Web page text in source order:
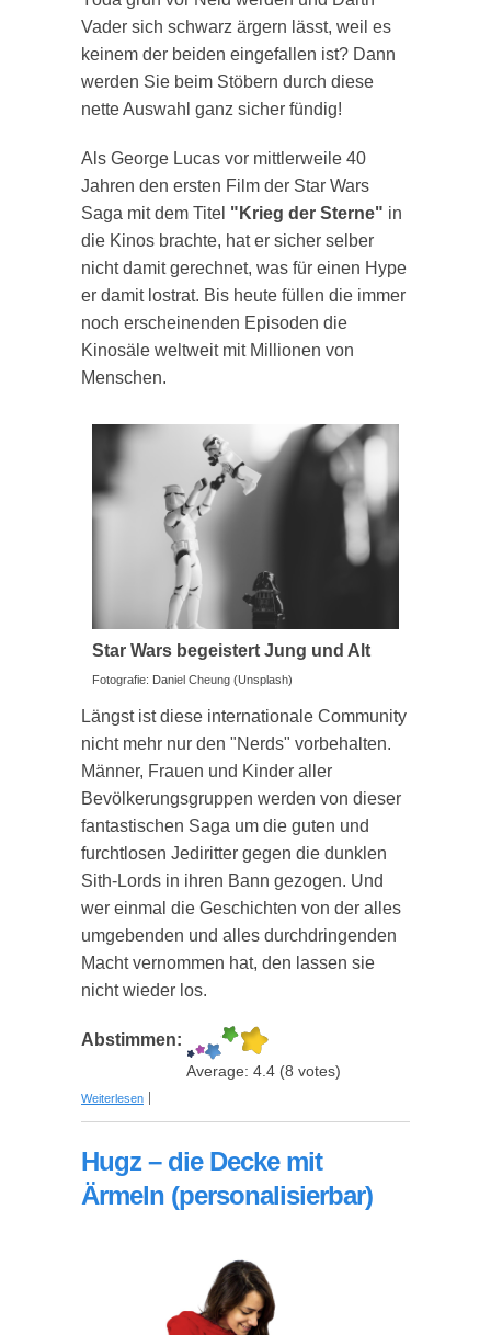
Vader sich schwarz ärgern lässt, weil es
keinem der beiden eingefallen ist? Dann
werden Sie beim Stöbern durch diese
nette Auswahl ganz sicher fündig!
Als George Lucas vor mittlerweile 40
Jahren den ersten Film der Star Wars
Saga mit dem Titel "Krieg der Sterne" in
die Kinos brachte, hat er sicher selber
nicht damit gerechnet, was für einen Hype
er damit lostrat. Bis heute füllen die immer
noch erscheinenden Episoden die
Kinosäle weltweit mit Millionen von
Menschen.
Star Wars begeistert Jung und Alt
Fotografie: Daniel Cheung (Unsplash)
Längst ist diese internationale Community
nicht mehr nur den "Nerds" vorbehalten.
Männer, Frauen und Kinder aller
Bevölkerungsgruppen werden von dieser
fantastischen Saga um die guten und
furchtlosen Jediritter gegen die dunklen
Sith-Lords in ihren Bann gezogen. Und
wer einmal die Geschichten von der alles
umgebenden und alles durchdringenden
Macht vernommen hat, den lassen sie
nicht wieder los.
Abstimmen:
Average: 4.4 (8 votes)
Weiterlesen über Coole Star Wars Geschenkideen
Hugz – die Decke mit
Ärmeln (personalisierbar)